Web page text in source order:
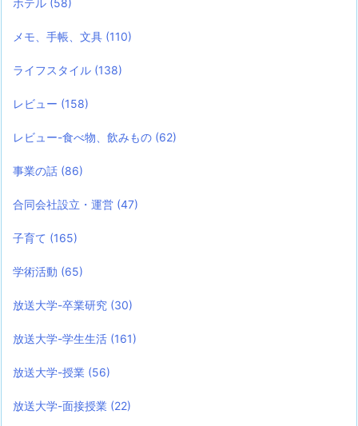
ホテル (58)
メモ、手帳、文具 (110)
ライフスタイル (138)
レビュー (158)
レビュー-食べ物、飲みもの (62)
事業の話 (86)
合同会社設立・運営 (47)
子育て (165)
学術活動 (65)
放送大学-卒業研究 (30)
放送大学-学生生活 (161)
放送大学-授業 (56)
放送大学-面接授業 (22)